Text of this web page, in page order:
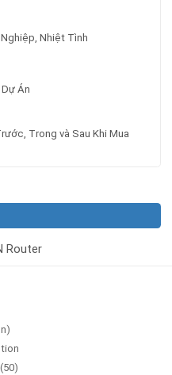
Nhiệt Tình
Án
Trong và Sau Khi Mua
Router